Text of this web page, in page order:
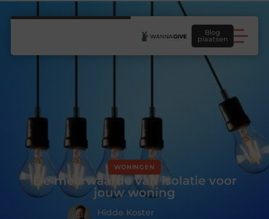
Blog
plaatsen
WONINGEN
De meerwaarde van isolatie voor
jouw woning
Hidde Koster